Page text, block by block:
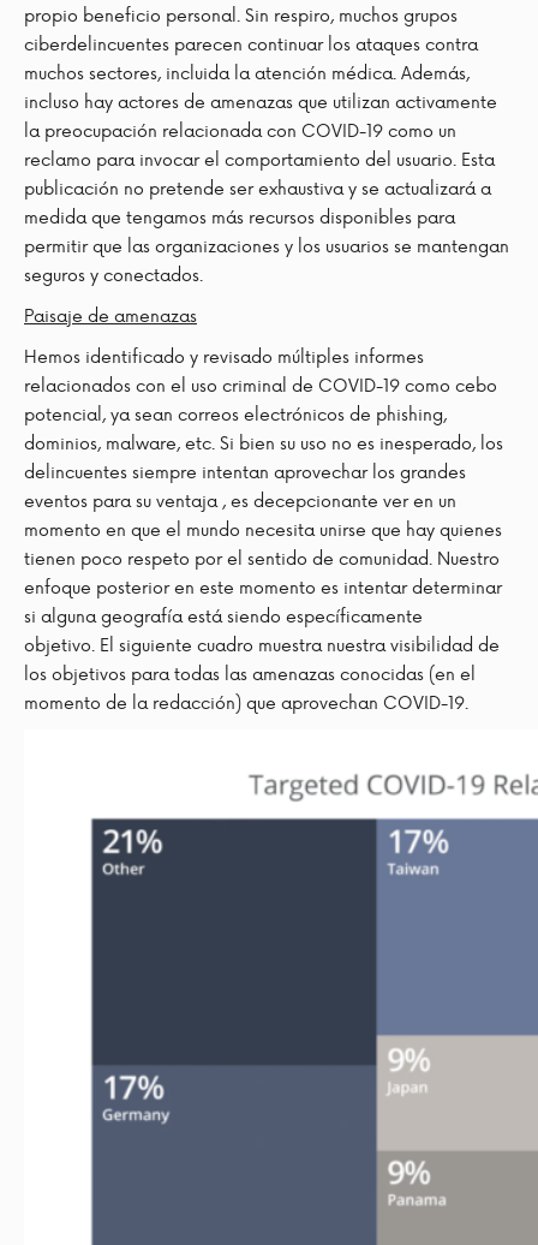
propio beneficio personal. Sin respiro, muchos grupos
ciberdelincuentes parecen continuar los ataques contra
muchos sectores, incluida la atención médica. Además,
incluso hay actores de amenazas que utilizan activamente
la preocupación relacionada con COVID-19 como un
reclamo para invocar el comportamiento del usuario. Esta
publicación no pretende ser exhaustiva y se actualizará a
medida que tengamos más recursos disponibles para
permitir que las organizaciones y los usuarios se mantengan
seguros y conectados.
Paisaje de amenazas
Hemos identificado y revisado múltiples informes
relacionados con el uso criminal de COVID-19 como cebo
potencial, ya sean correos electrónicos de phishing,
dominios, malware, etc. Si bien su uso no es inesperado, los
delincuentes siempre intentan aprovechar los grandes
eventos para su ventaja , es decepcionante ver en un
momento en que el mundo necesita unirse que hay quienes
tienen poco respeto por el sentido de comunidad. Nuestro
enfoque posterior en este momento es intentar determinar
si alguna geografía está siendo específicamente
objetivo. El siguiente cuadro muestra nuestra visibilidad de
los objetivos para todas las amenazas conocidas (en el
momento de la redacción) que aprovechan COVID-19.